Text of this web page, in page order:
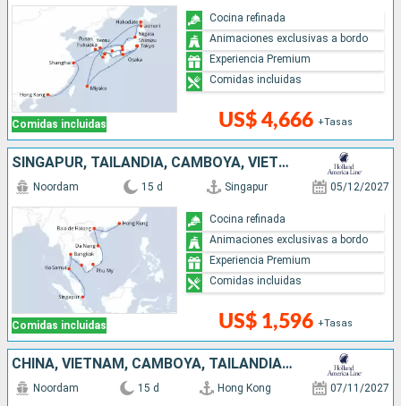
Comidas incluidas US$ 4,666 +Tasas
Cocina refinada
Animaciones exclusivas a bordo
Experiencia Premium
Comidas incluidas
SINGAPUR, TAILANDIA, CAMBOYA, VIETNAM, CHINA
Comidas incluidas
Noordam 15 d Singapur 05/12/2027
US$ 1,596 +Tasas
Cocina refinada
Animaciones exclusivas a bordo
Experiencia Premium
Comidas incluidas
CHINA, VIETNAM, CAMBOYA, TAILANDIA, SINGAPUR
Noordam 15 d Hong Kong 07/11/2027